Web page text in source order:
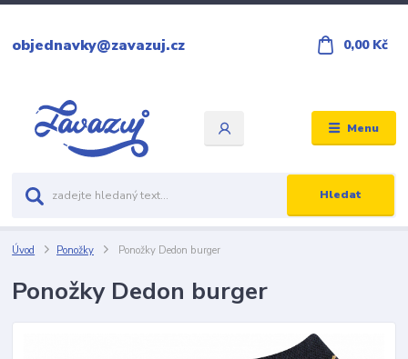
Menu
Hledat
objednavky@zavazuj.cz 0,00 Kč
Úvod Ponožky Ponožky Dedon burger
Ponožky Dedon burger